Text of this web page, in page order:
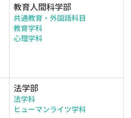
教育人間科学部
共通教育・外国語科目
教育学科
心理学科
法学部
法学科
ヒューマンライツ学科